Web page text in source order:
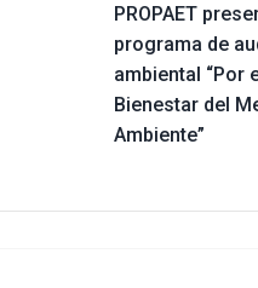
PROPAET
programa de
ambiental “Por
Bienestar del
Ambiente”